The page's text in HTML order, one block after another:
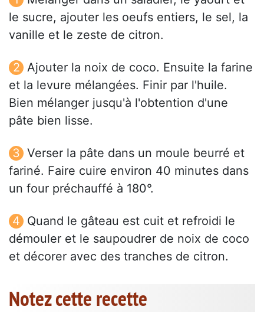
le sucre, ajouter les oeufs entiers, le sel, la
vanille et le zeste de citron.
Ajouter la noix de coco. Ensuite la farine
et la levure mélangées. Finir par l'huile.
Bien mélanger jusqu'à l'obtention d'une
pâte bien lisse.
Verser la pâte dans un moule beurré et
fariné. Faire cuire environ 40 minutes dans
un four préchauffé à 180°.
Quand le gâteau est cuit et refroidi le
démouler et le saupoudrer de noix de coco
et décorer avec des tranches de citron.
Notez cette recette